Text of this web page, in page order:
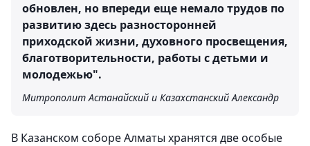
обновлен, но впереди еще немало трудов по
развитию здесь разносторонней
приходской жизни, духовного просвещения,
благотворительности, работы с детьми и
молодежью".
Митрополит Астанайский и Казахстанский Александр
В Казанском соборе Алматы хранятся две особые